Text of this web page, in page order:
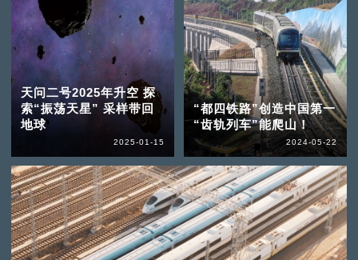
天问二号2025年升空 探
索“振荡天星” 采样带回
地球
2025-01-15
“都四铁路”创造中国第一
“齿轨列车”能爬山！
2024-05-22